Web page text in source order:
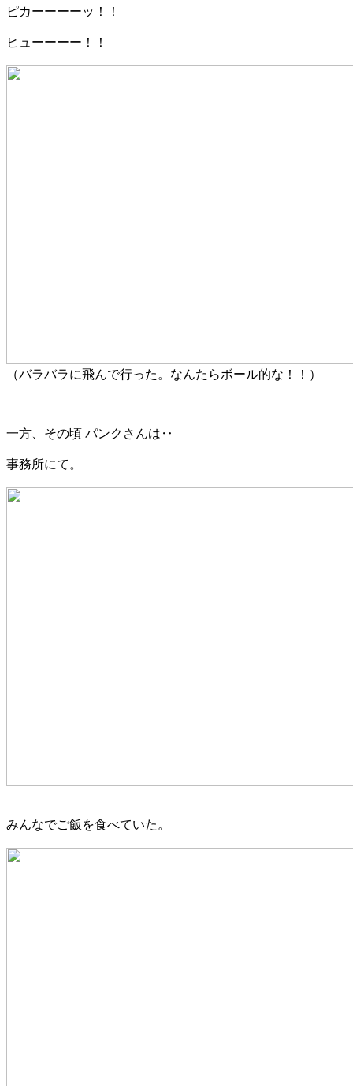
ピカーーーーッ！！
ヒューーーー！！
（バラバラに飛んで行った。なんたらボール的な！！）
一方、その頃 パンクさんは‥
事務所にて。
みんなでご飯を食べていた。